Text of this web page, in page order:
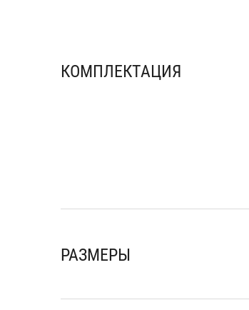
КОМПЛЕКТАЦИЯ
РАЗМЕРЫ